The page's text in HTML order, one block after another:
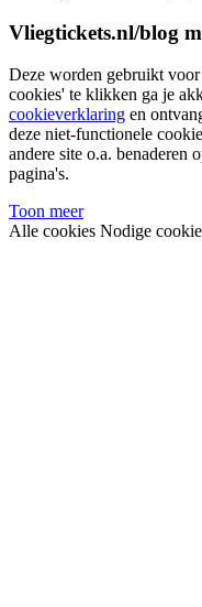
Vliegtickets.nl/blog
Deze worden gebruikt
cookies' te klikken ga je
cookieverklaring en
deze niet-functionele
andere site o.a. benaderen
pagina's.
Toon meer
Alle cookies Nodige